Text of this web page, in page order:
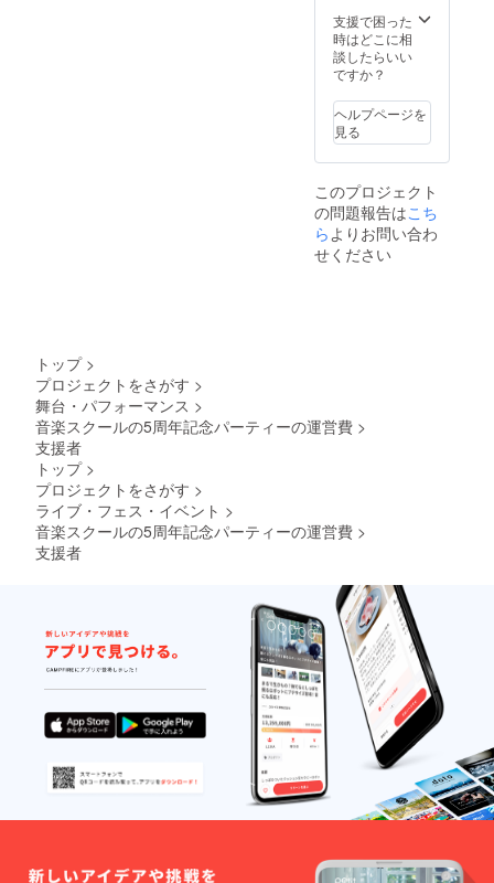
支援で困った
時はどこに相
談したらいい
ですか？
ヘルプページを
見る
このプロジェクト
の問題報告はこち
ら よりお問い合わ
せください
トップ >
プロジェクトをさがす >
舞台・パフォーマンス >
音楽スクールの5周年記念パーティーの運営費 >
支援者
トップ >
プロジェクトをさがす >
ライブ・フェス・イベント >
音楽スクールの5周年記念パーティーの運営費 >
支援者